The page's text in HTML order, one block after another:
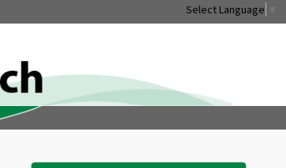
Select Language